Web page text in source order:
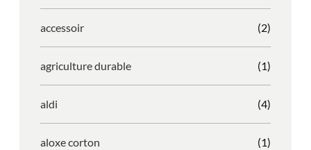
accessoir (2)
agriculture durable (1)
aldi (4)
aloxe corton (1)